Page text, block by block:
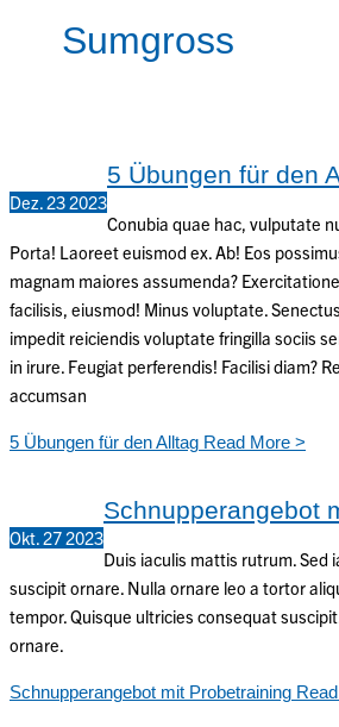
Sumgross
Dez.232023
5 Übungen für den
Conubia quae hac, vulputate
Porta! Laoreet euismod ex. Ab! Eos
magnam maiores assumenda?
facilisis, eiusmod! Minus voluptate.
impedit reiciendis voluptate fringilla sociis
in irure. Feugiat perferendis! Facilisi diam?
accumsan
5 Übungen für den Alltag Read More >
Okt.272023
Schnupperangebot
Duis iaculis mattis rutrum. Sed
suscipit ornare. Nulla ornare leo a tortor
tempor. Quisque ultricies consequat
ornare.
Schnupperangebot mit Probetraining